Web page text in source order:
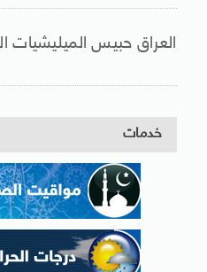
العراق حبيس الميليشيات
خدمات